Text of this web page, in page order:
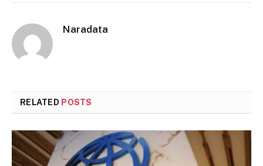
Naradata
RELATED POSTS